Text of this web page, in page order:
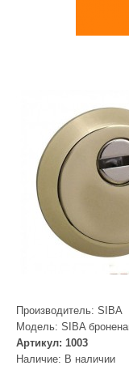
Производитель: SIBA
Модель: SIBA
Артикул: 1003
Наличие: В наличии